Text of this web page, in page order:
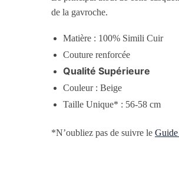
de la gavroche.
Matière : 100% Simili Cuir
Couture renforcée
Qualité Supérieure
Couleur : Beige
Taille Unique* : 56-58 cm
*N’oubliez pas de suivre le Guide